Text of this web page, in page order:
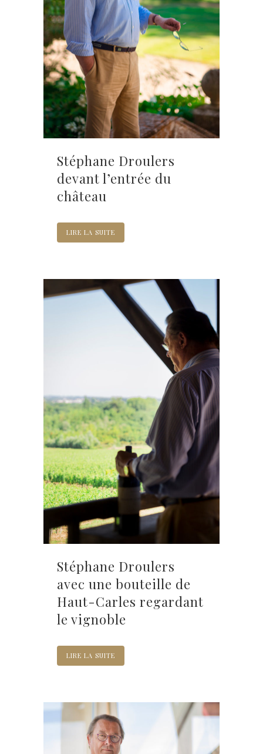
Stéphane Droulers
devant l’entrée du
château
LIRE LA SUITE
Stéphane Droulers
avec une bouteille de
Haut-Carles regardant
le vignoble
LIRE LA SUITE